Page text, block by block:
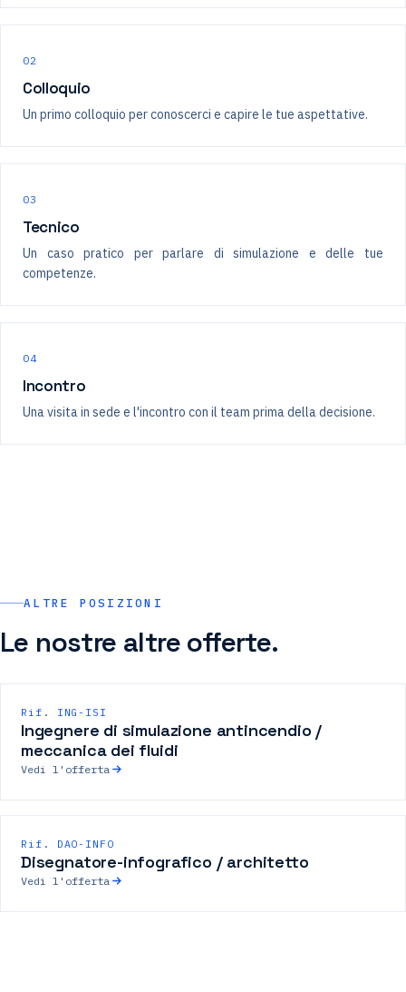
02
Colloquio
Un primo colloquio per conoscerci e capire le tue aspettative.
03
Tecnico
Un caso pratico per parlare di simulazione e delle tue
competenze.
04
Incontro
Una visita in sede e l'incontro con il team prima della decisione.
ALTRE POSIZIONI
Le nostre altre offerte.
Rif. ING-ISI
Ingegnere di simulazione antincendio /
meccanica dei fluidi
Vedi l'offerta
Rif. DAO-INFO
Disegnatore-infografico / architetto
Vedi l'offerta